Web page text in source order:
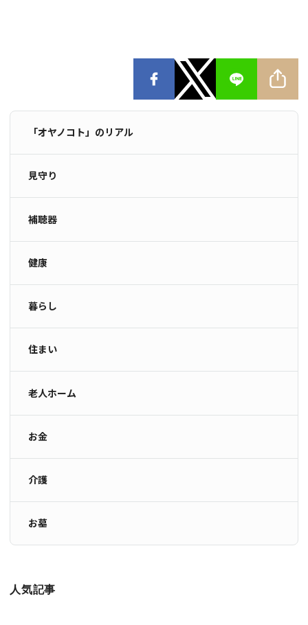
「オヤノコト」のリアル
見守り
補聴器
健康
暮らし
住まい
老人ホーム
お金
介護
お墓
人気記事